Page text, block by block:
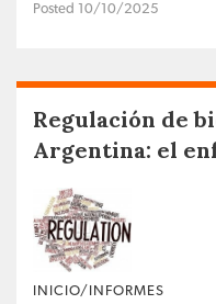
Posted 10/10/2025
Regulación de
Argentina: el
INICIO/INFORMES